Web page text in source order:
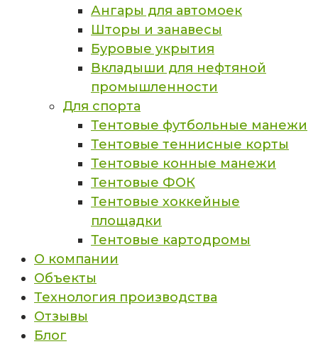
Ангары для автомоек
Шторы и занавесы
Буровые укрытия
Вкладыши для нефтяной
промышленности
Для спорта
Тентовые футбольные манежи
Тентовые теннисные корты
Тентовые конные манежи
Тентовые ФОК
Тентовые хоккейные
площадки
Тентовые картодромы
О компании
Объекты
Технология производства
Отзывы
Блог